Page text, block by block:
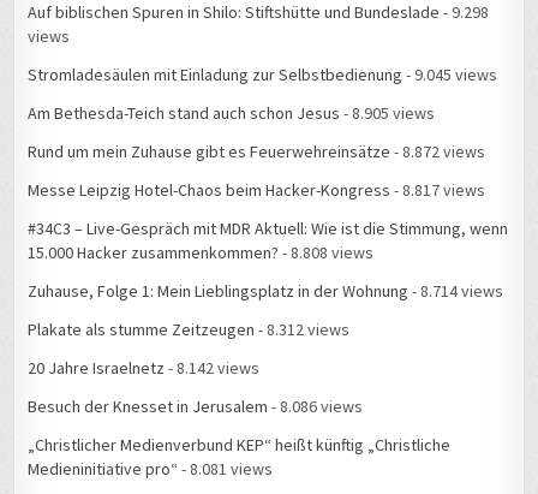
Auf biblischen Spuren in Shilo: Stiftshütte und Bundeslade - 9.298
views
Stromladesäulen mit Einladung zur Selbstbedienung - 9.045 views
Am Bethesda-Teich stand auch schon Jesus - 8.905 views
Rund um mein Zuhause gibt es Feuerwehreinsätze - 8.872 views
Messe Leipzig Hotel-Chaos beim Hacker-Kongress - 8.817 views
#34C3 – Live-Gespräch mit MDR Aktuell: Wie ist die Stimmung, wenn
15.000 Hacker zusammenkommen? - 8.808 views
Zuhause, Folge 1: Mein Lieblingsplatz in der Wohnung - 8.714 views
Plakate als stumme Zeitzeugen - 8.312 views
20 Jahre Israelnetz - 8.142 views
Besuch der Knesset in Jerusalem - 8.086 views
„Christlicher Medienverbund KEP“ heißt künftig „Christliche
Medieninitiative pro“ - 8.081 views